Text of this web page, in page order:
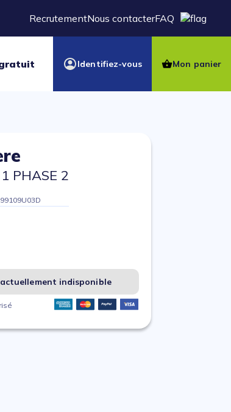
RecrutementNous contacterFAQ
Identifiez-vous Mon panier
PHASE 2
indisponible